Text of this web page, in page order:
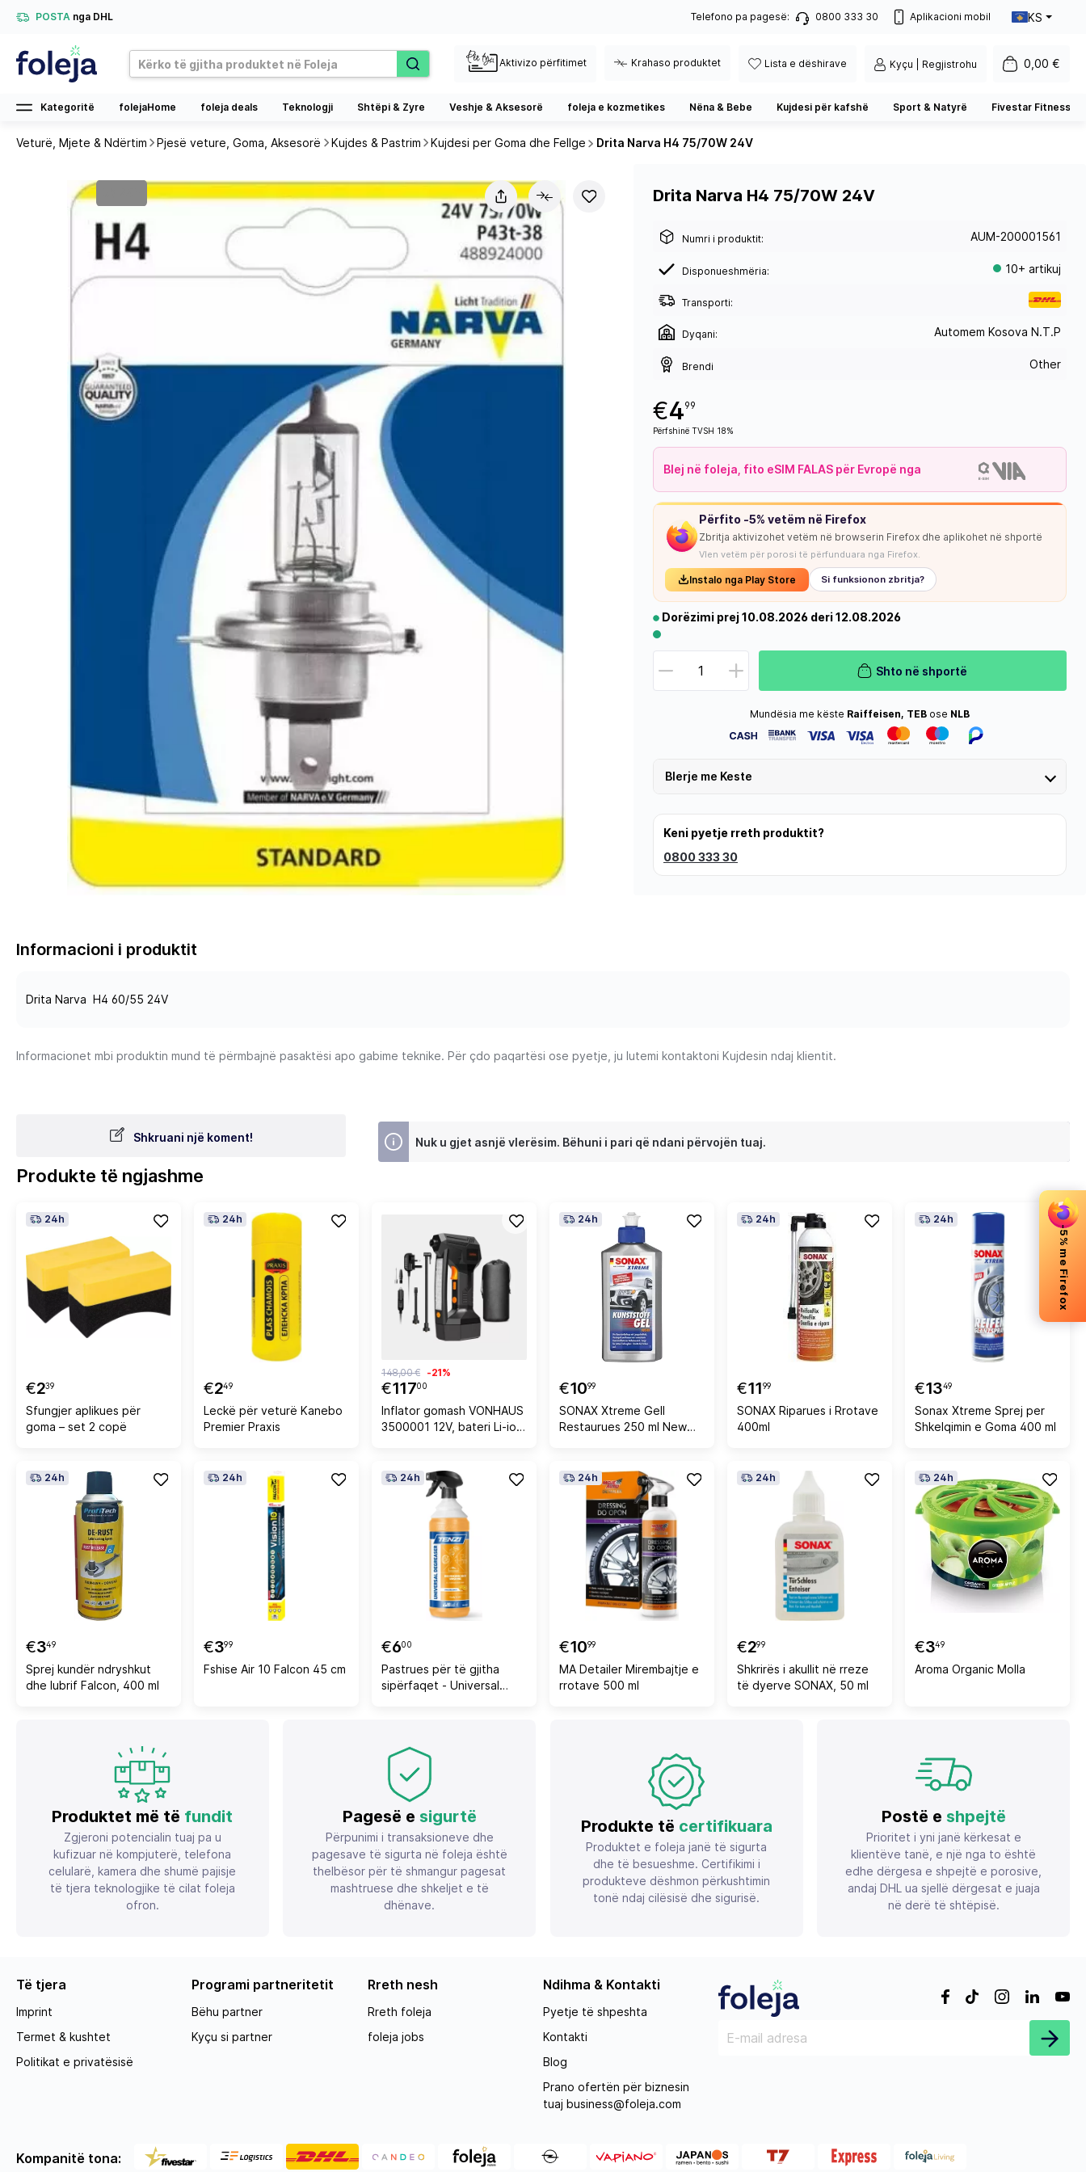
POSTA nga DHL Telefono pa pagesë: 0800 333 30 Aplikacioni mobil KS
Aktivizo përfitimet Krahaso produktet Lista e dëshirave Kyçu | Regjistrohu 0,00 €
Kategoritë folejaHome foleja deals Teknologji Shtëpi & Zyre Veshje & Aksesorë foleja e kozmetikes Nëna & Bebe Kujdesi për kafshë Sport & Natyrë Fivestar Fitness
Veturë, Mjete & Ndërtim Pjesë veture, Goma, Aksesorë Kujdes & Pastrim Kujdesi per Goma dhe Fellge Drita Narva H4 75/70W 24V
Drita Narva H4 75/70W 24V
Numri i produktit: AUM-200001561
Disponueshmëria: 10+ artikuj
Transporti:
Dyqani: Automem Kosova N.T.P
Brendi Other
€499
Përfshinë TVSH 18%
Blej në foleja, fito eSIM FALAS për Evropë nga
Përfito -5% vetëm në Firefox
Zbritja aktivizohet vetëm në browserin Firefox dhe aplikohet në shportë
Vlen vetëm për porosi të përfunduara nga Firefox.
Instalo nga Play Store Si funksionon zbritja?
Dorëzimi prej 10.08.2026 deri 12.08.2026
Shto në shportë
-5% me Firefox
Mundësia me këste Raiffeisen, TEB ose NLB
Blerje me Keste
Keni pyetje rreth produktit?
0800 333 30
Informacioni i produktit
Drita Narva H4 60/55 24V
Informacionet mbi produktin mund të përmbajnë pasaktësi apo gabime teknike. Për çdo paqartësi ose pyetje, ju lutemi kontaktoni Kujdesin ndaj klientit.
Shkruani një koment! Nuk u gjet asnjë vlerësim. Bëhuni i pari që ndani përvojën tuaj.
Produkte të ngjashme
24h
€239
Sfungjer aplikues për
goma – set 2 copë
24h
€249
Leckë për veturë Kanebo
Premier Praxis
€11700
148,00 € -21%
Inflator gomash VONHAUS
3500001 12V, bateri Li-ion
zi/portokalli, set me
aksesorë
24h
€1099
SONAX Xtreme Gell
Restaurues 250 ml New
24h
€1199
SONAX Riparues i Rrotave
400ml
24h
€1349
Sonax Xtreme Sprej per
Shkelqimin e Goma 400 ml
24h
€349
Sprej kundër ndryshkut
dhe lubrif Falcon, 400 ml
24h
€399
Fshise Air 10 Falcon 45 cm
24h
€600
Pastrues për të gjitha
sipërfaqet - Universal
24h
€1099
MA Detailer Mirembajtje e
rrotave 500 ml
24h
€299
Shkrirës i akullit në rreze
të dyerve SONAX, 50 ml
24h
€349
Aroma Organic Molla
Produktet më të fundit
Zgjeroni potencialin tuaj pa u
kufizuar në kompjuterë, telefona
celularë, kamera dhe shumë pajisje
të tjera teknologjike të cilat foleja
ofron.
Pagesë e sigurtë
Përpunimi i transaksioneve dhe
pagesave të sigurta në foleja është
thelbësor për të shmangur pagesat
mashtruese dhe shkeljet e të
dhënave.
Produkte të certifikuara
Produktet e foleja janë të sigurta
dhe të besueshme. Certifikimi i
produkteve dëshmon përkushtimin
tonë ndaj cilësisë dhe sigurisë.
Postë e shpejtë
Prioritet i yni janë kërkesat e
klientëve tanë, e një nga to është
edhe dërgesa e shpejtë e porosive,
andaj DHL ua sjellë dërgesat e juaja
në derë të shtëpisë.
Të tjera
Imprint
Termet & kushtet
Politikat e privatësisë
Programi partneritetit
Bëhu partner
Kyçu si partner
Rreth nesh
Rreth foleja
foleja jobs
Ndihma & Kontakti
Pyetje të shpeshta
Kontakti
Blog
Prano ofertën për biznesin
tuaj business@foleja.com
Kompanitë tona: